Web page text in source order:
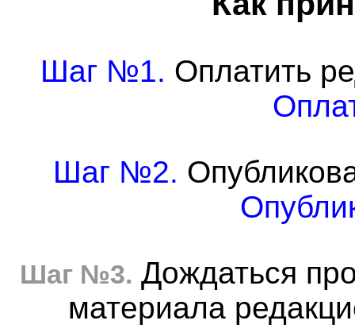
Шаг №1. Оплатить
Шаг №2.
Шаг №3. Дождаться
материала